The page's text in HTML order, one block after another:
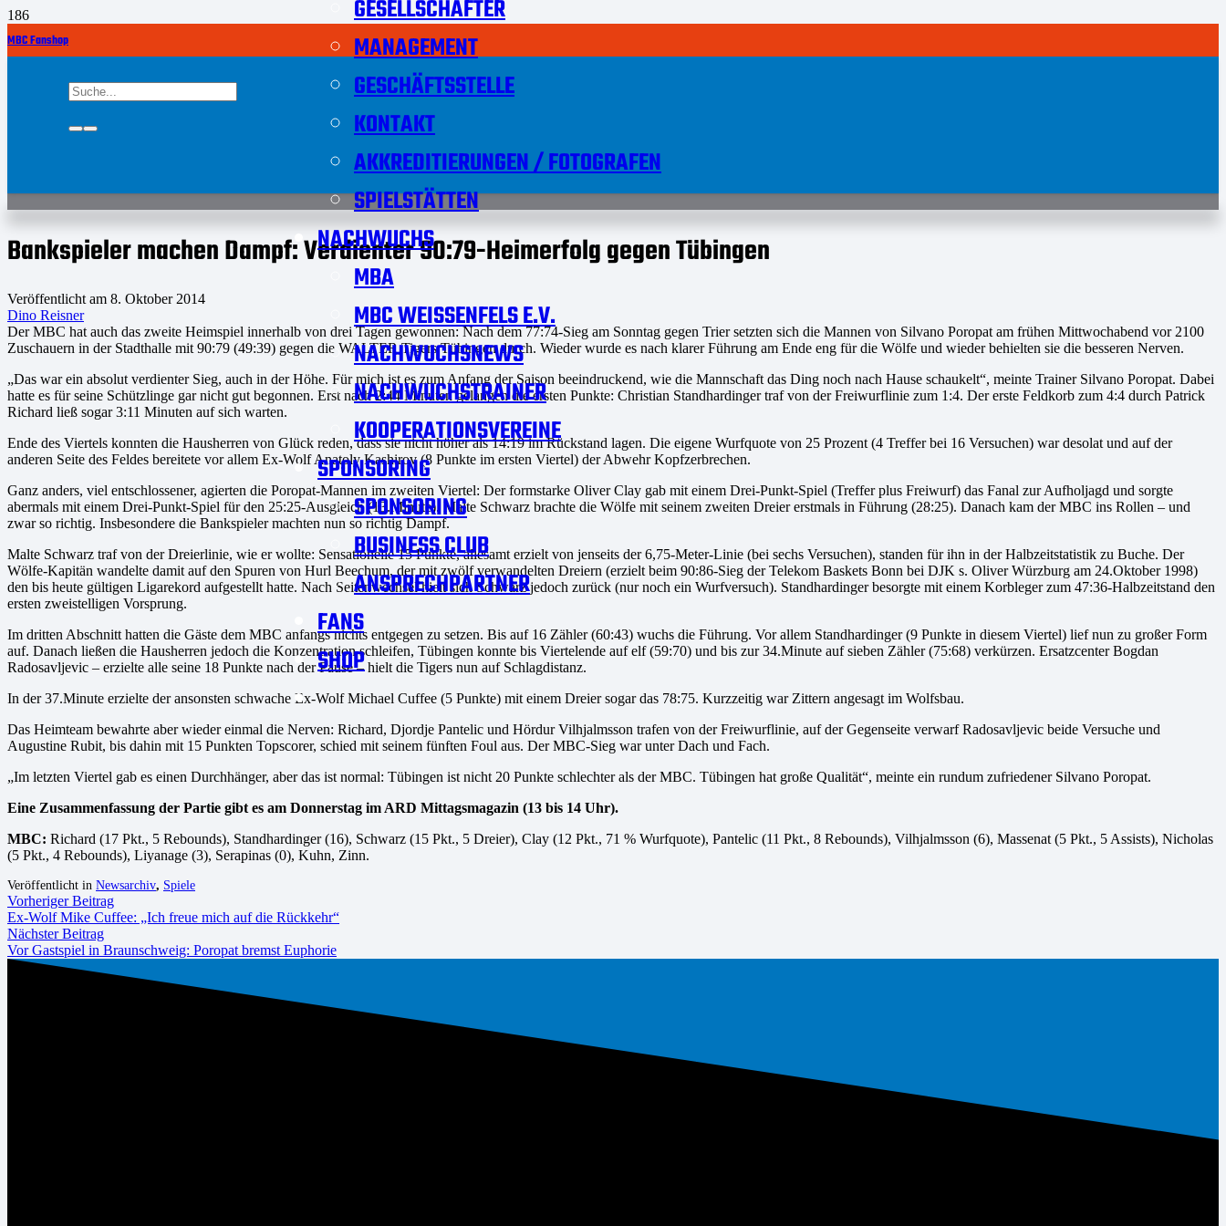
MBC Fanshop
GESELLSCHAFTER
MANAGEMENT
GESCHÄFTSSTELLE
KONTAKT
AKKREDITIERUNGEN / FOTOGRAFEN
SPIELSTÄTTEN
NACHWUCHS
MBA
MBC WEISSENFELS E.V.
NACHWUCHSNEWS
NACHWUCHSTRAINER
KOOPERATIONSVEREINE
SPONSORING
SPONSORING
BUSINESS CLUB
ANSPRECHPARTNER
FANS
SHOP
Bankspieler machen Dampf: Verdienter 90:79-Heimerfolg gegen Tübingen
Veröffentlicht am 8. Oktober 2014
Dino Reisner
Der MBC hat auch das zweite Heimspiel innerhalb von drei Tagen gewonnen: Nach dem 77:74-Sieg am Sonntag gegen Trier setzten sich die Mannen von Silvano Poropat am frühen Mittwochabend vor 2100
Zuschauern in der Stadthalle mit 90:79 (49:39) gegen die WALTER Tigers Tübingen durch. Wieder wurde es nach klarer Führung am Ende eng für die Wölfe und wieder behielten sie die besseren Nerven.
„Das war ein absolut verdienter Sieg, auch in der Höhe. Für mich ist es zum Anfang der Saison beeindruckend, wie die Mannschaft das Ding noch nach Hause schaukelt“, meinte Trainer Silvano Poropat. Dabei
hatte es für seine Schützlinge gar nicht gut begonnen. Erst nach 2:44 Minuten gelangen die ersten Punkte: Christian Standhardinger traf von der Freiwurflinie zum 1:4. Der erste Feldkorb zum 4:4 durch Patrick
Richard ließ sogar 3:11 Minuten auf sich warten.
Ende des Viertels konnten die Hausherren von Glück reden, dass sie nicht höher als 14:19 im Rückstand lagen. Die eigene Wurfquote von 25 Prozent (4 Treffer bei 16 Versuchen) war desolat und auf der
anderen Seite des Feldes bereitete vor allem Ex-Wolf Anatoly Kashirov (8 Punkte im ersten Viertel) der Abwehr Kopfzerbrechen.
Ganz anders, viel entschlossener, agierten die Poropat-Mannen im zweiten Viertel: Der formstarke Oliver Clay gab mit einem Drei-Punkt-Spiel (Treffer plus Freiwurf) das Fanal zur Aufholjagd und sorgte
abermals mit einem Drei-Punkt-Spiel für den 25:25-Ausgleich (13.Minute). Malte Schwarz brachte die Wölfe mit seinem zweiten Dreier erstmals in Führung (28:25). Danach kam der MBC ins Rollen – und
zwar so richtig. Insbesondere die Bankspieler machten nun so richtig Dampf.
Malte Schwarz traf von der Dreierlinie, wie er wollte: Sensationelle 15 Punkte, allesamt erzielt von jenseits der 6,75-Meter-Linie (bei sechs Versuchen), standen für ihn in der Halbzeitstatistik zu Buche. Der
Wölfe-Kapitän wandelte damit auf den Spuren von Hurl Beechum, der mit zwölf verwandelten Dreiern (erzielt beim 90:86-Sieg der Telekom Baskets Bonn bei DJK s. Oliver Würzburg am 24.Oktober 1998)
den bis heute gültigen Ligarekord aufgestellt hatte. Nach Seitenwechsel hielt sich Schwarz jedoch zurück (nur noch ein Wurfversuch). Standhardinger besorgte mit einem Korbleger zum 47:36-Halbzeitstand den
ersten zweistelligen Vorsprung.
Im dritten Abschnitt hatten die Gäste dem MBC anfangs nichts entgegen zu setzen. Bis auf 16 Zähler (60:43) wuchs die Führung. Vor allem Standhardinger (9 Punkte in diesem Viertel) lief nun zu großer Form
auf. Danach ließen die Hausherren jedoch die Konzentration schleifen, Tübingen konnte bis Viertelende auf elf (59:70) und bis zur 34.Minute auf sieben Zähler (75:68) verkürzen. Ersatzcenter Bogdan
Radosavljevic – erzielte alle seine 18 Punkte nach der Pause – hielt die Tigers nun auf Schlagdistanz.
In der 37.Minute erzielte der ansonsten schwache Ex-Wolf Michael Cuffee (5 Punkte) mit einem Dreier sogar das 78:75. Kurzzeitig war Zittern angesagt im Wolfsbau.
Das Heimteam bewahrte aber wieder einmal die Nerven: Richard, Djordje Pantelic und Hördur Vilhjalmsson trafen von der Freiwurflinie, auf der Gegenseite verwarf Radosavljevic beide Versuche und
Augustine Rubit, bis dahin mit 15 Punkten Topscorer, schied mit seinem fünften Foul aus. Der MBC-Sieg war unter Dach und Fach.
„Im letzten Viertel gab es einen Durchhänger, aber das ist normal: Tübingen ist nicht 20 Punkte schlechter als der MBC. Tübingen hat große Qualität“, meinte ein rundum zufriedener Silvano Poropat.
Eine Zusammenfassung der Partie gibt es am Donnerstag im ARD Mittagsmagazin (13 bis 14 Uhr).
MBC: Richard (17 Pkt., 5 Rebounds), Standhardinger (16), Schwarz (15 Pkt., 5 Dreier), Clay (12 Pkt., 71 % Wurfquote), Pantelic (11 Pkt., 8 Rebounds), Vilhjalmsson (6), Massenat (5 Pkt., 5 Assists), Nicholas
(5 Pkt., 4 Rebounds), Liyanage (3), Serapinas (0), Kuhn, Zinn.
Veröffentlicht in Newsarchiv, Spiele
Vorheriger Beitrag
Ex-Wolf Mike Cuffee: „Ich freue mich auf die Rückkehr“
Nächster Beitrag
Vor Gastspiel in Braunschweig: Poropat bremst Euphorie